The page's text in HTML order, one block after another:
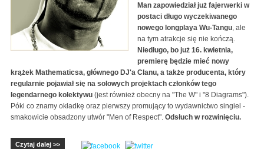
Man zapowiedział już fajerwerki w
postaci długo wyczekiwanego
nowego longplaya Wu-Tangu, ale
na tym atrakcje się nie kończą.
Niedługo, bo już 16. kwietnia,
premierę będzie mieć nowy
krążek Mathematicsa, głównego DJ'a Clanu, a także producenta, który
regularnie pojawiał się na solowych projektach członków tego
legendarnego kolektywu (jest również obecny na "The W" i "8 Diagrams").
Póki co znamy okładkę oraz pierwszy promujący to wydawnictwo singiel -
smakowicie obsadzony utwór "Men of Respect". Odsłuch w rozwinięciu.
Czytaj dalej >>